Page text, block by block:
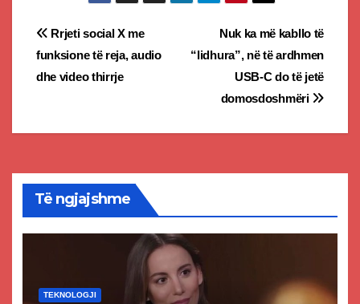
Post
navigation
Nuk ka më kabllo të
“lidhura”, në të ardhmen
USB-C do të jetë
domosdoshmëri
Rrjeti social X me
funksione të reja, audio
dhe video thirrje
Të ngjajshme
TEKNOLOGJI